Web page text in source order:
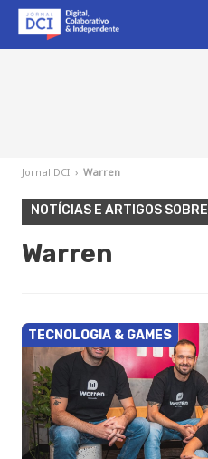
Jornal DCI › Warren
NOTÍCIAS E ARTIGOS SOBRE
Warren
TECNOLOGIA & GAMES